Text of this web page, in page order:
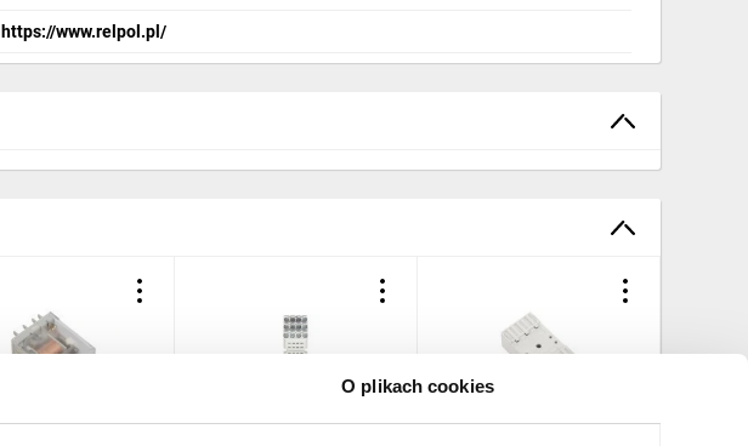
O plikach cookies
https://www.relpol.pl/